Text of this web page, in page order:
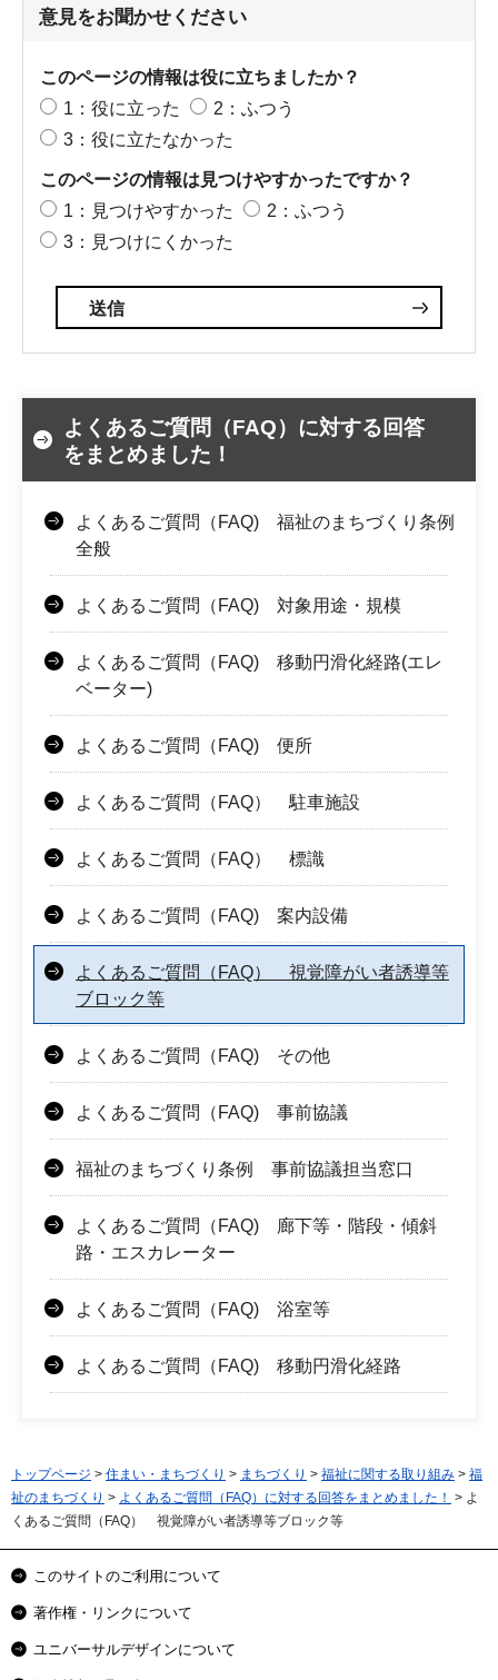
意見をお聞かせください
このページの情報は役に立ちましたか？
1：役に立った
2：ふつう
3：役に立たなかった
このページの情報は見つけやすかったですか？
1：見つけやすかった
2：ふつう
3：見つけにくかった
よくあるご質問（FAQ）に対する回答
をまとめました！
よくあるご質問（FAQ) 福祉のまちづくり条例
全般
よくあるご質問（FAQ) 対象用途・規模
よくあるご質問（FAQ) 移動円滑化経路(エレ
ベーター)
よくあるご質問（FAQ) 便所
よくあるご質問（FAQ） 駐車施設
よくあるご質問（FAQ） 標識
よくあるご質問（FAQ) 案内設備
よくあるご質問（FAQ） 視覚障がい者誘導等
ブロック等
よくあるご質問（FAQ) その他
よくあるご質問（FAQ) 事前協議
福祉のまちづくり条例 事前協議担当窓口
よくあるご質問（FAQ) 廊下等・階段・傾斜
路・エスカレーター
よくあるご質問（FAQ) 浴室等
よくあるご質問（FAQ) 移動円滑化経路
トップページ > 住まい・まちづくり > まちづくり > 福祉に関する取り組み > 福
祉のまちづくり > よくあるご質問（FAQ）に対する回答をまとめました！ > よ
くあるご質問（FAQ） 視覚障がい者誘導等ブロック等
このサイトのご利用について
著作権・リンクについて
ユニバーサルデザインについて